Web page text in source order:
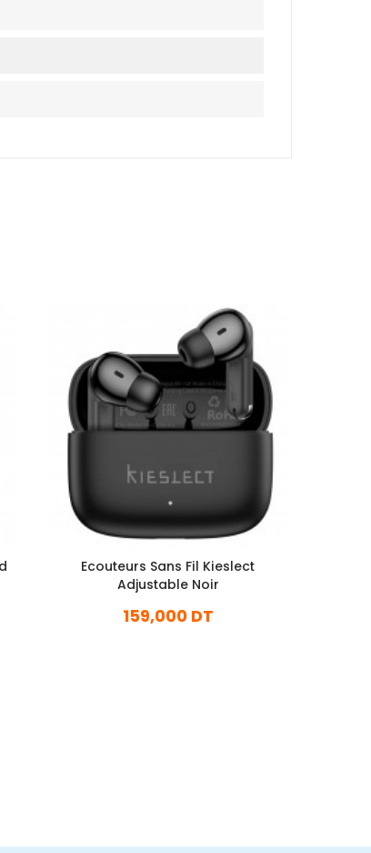
Ecouteurs Sans Fil Kieslect
Adjustable Noir
159,000 DT